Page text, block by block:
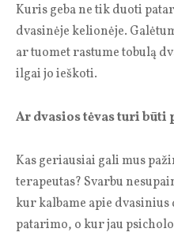
Kuris geba ne tik duoti
dvasinėje kelionėje.
ar tuomet rastume tobulą
ilgai jo ieškoti.
Ar dvasios tėvas turi būti
Kas geriausiai gali mus
terapeutas? Svarbu
kur kalbame apie
patarimo, o kur jau